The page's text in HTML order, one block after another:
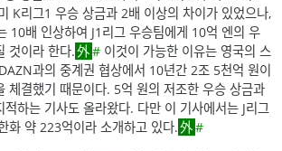
K리그1 우승 상금과 2배 이상의 차이가 있었으나,
10배 인상하여 J1리그 우승팀에게 10억 엔의 우
것이라 한다.
#이것이 가능한 이유는 영국의 스
과의 중계권 협상에서 10년간 2조 5천억 원이
체결했기 때문이다. 5억 원의 저조한 우승 상금과
적하는 기사도 올라왔다. 다만 이 기사에서는 J리그
화 약 223억이라 소개하고 있다.
#